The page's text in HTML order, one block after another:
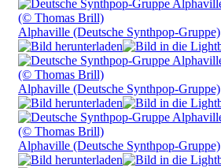
Alphaville (Deutsche Synthpop-Gruppe)
Alphaville (Deutsche Synthpop-Gruppe)
Alphaville (Deutsche Synthpop-Gruppe)